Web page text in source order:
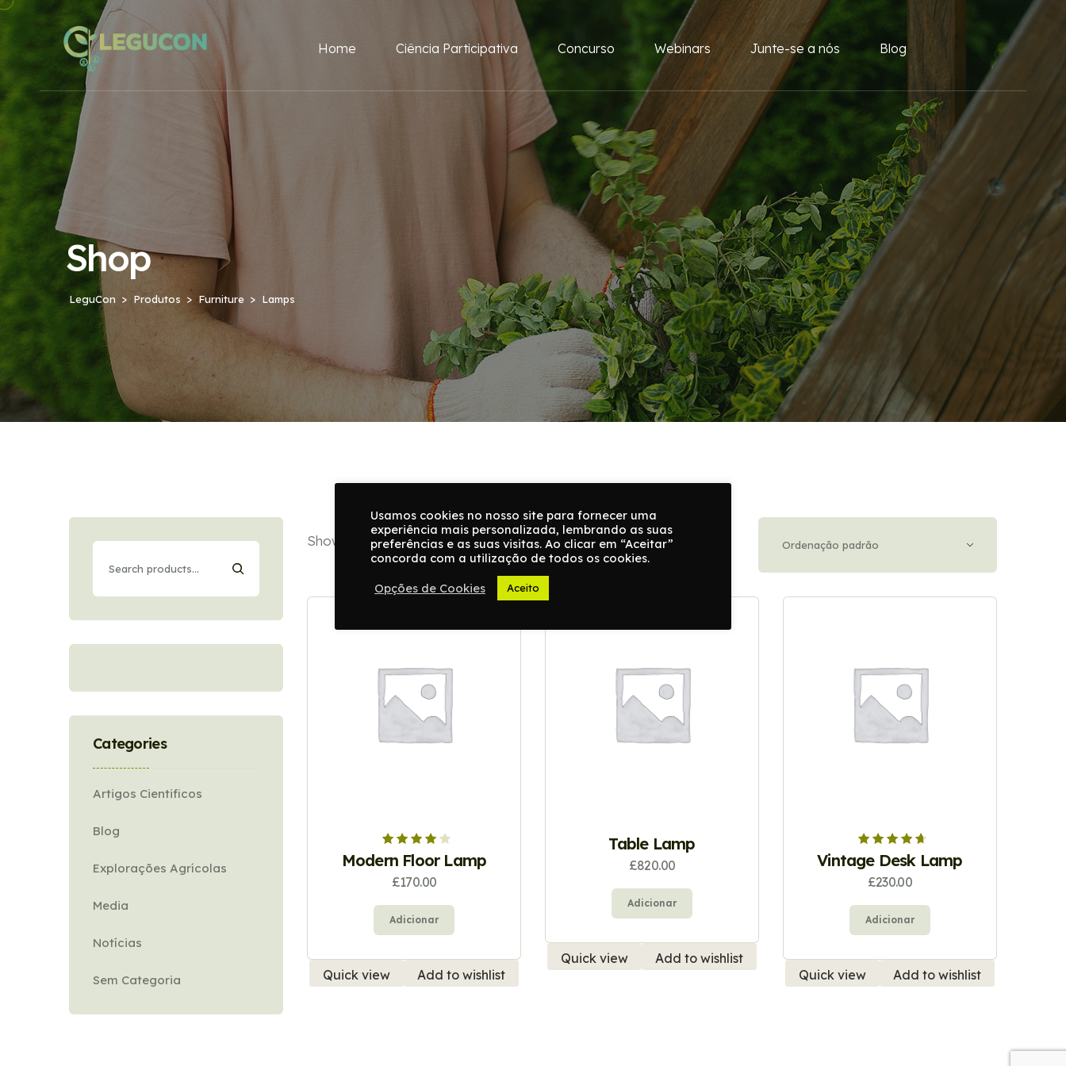
Home Ciência Participativa Concurso Webinars Junte-se a nós Blog
Shop
LeguCon Produtos Furniture Lamps
Categories
Artigos Cientificos
Blog
Explorações Agrícolas
Media
Notícias
Sem Categoria
Showing all 3 results
Avaliação
Modern Floor Lamp
£170.00
Adicionar
Quick view Add to wishlist
Table Lamp
£820.00
Adicionar
Quick view Add to wishlist
Avaliação
Vintage Desk Lamp
£230.00
Adicionar
Quick view Add to wishlist
Usamos cookies no nosso site para fornecer uma
experiência mais personalizada, lembrando as suas
preferências e as suas visitas. Ao clicar em “Aceitar”
concorda com a utilização de todos os cookies.
Opções de Cookies
Aceito